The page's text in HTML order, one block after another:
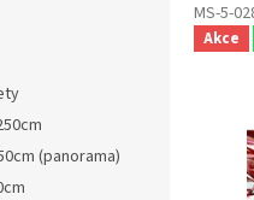
(panorama)
MS-5-
Akce